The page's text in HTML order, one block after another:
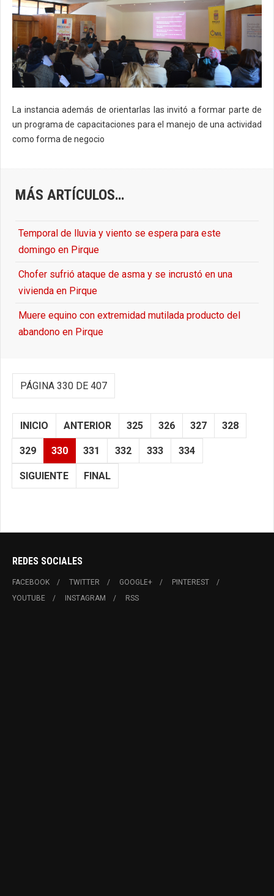
La instancia además de orientarlas las invitó a formar parte de
un programa de capacitaciones para el manejo de una actividad
como forma de negocio
MÁS ARTÍCULOS…
Temporal de lluvia y viento se espera para este
domingo en Pirque
Chofer sufrió ataque de asma y se incrustó en una
vivienda en Pirque
Muere equino con extremidad mutilada producto del
abandono en Pirque
PÁGINA 330 DE 407
INICIO ANTERIOR 325 326 327 328
329 330 331 332 333 334
SIGUIENTE FINAL
REDES SOCIALES
FACEBOOK TWITTER GOOGLE+
PINTEREST
YOUTUBE
INSTAGRAM RSS